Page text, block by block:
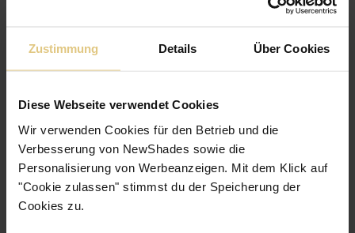
Zustimmung Details Über Cookies
Diese Webseite verwendet Cookies
Wir verwenden Cookies für den Betrieb und die
Verbesserung von NewShades sowie die
Personalisierung von Werbeanzeigen. Mit dem Klick auf
"Cookie zulassen" stimmst du der Speicherung der
Cookies zu.